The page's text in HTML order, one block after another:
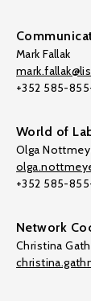
Mark Fallak
+352 585-
World of
Olga
+352 585-
Network
Christina